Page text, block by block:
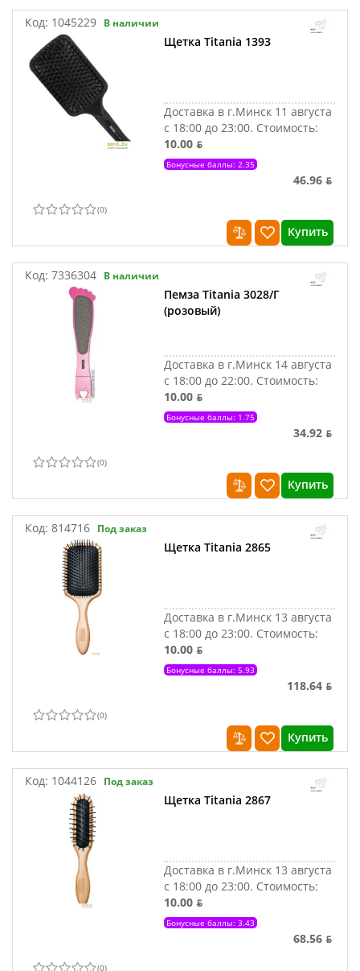
Код: 1045229 В наличии
Щетка Titania 1393
Доставка в г.Минск 11 августа
с 18:00 до 23:00. Стоимость:
10.00 ƃ
Бонусные баллы: 2.35
46.96 ƃ
(0)
Купить
Код: 7336304 В наличии
Пемза Titania 3028/Г
(розовый)
Доставка в г.Минск 14 августа
с 18:00 до 22:00. Стоимость:
10.00 ƃ
Бонусные баллы: 1.75
34.92 ƃ
(0)
Купить
Код: 814716 Под заказ
Щетка Titania 2865
Доставка в г.Минск 13 августа
с 18:00 до 23:00. Стоимость:
10.00 ƃ
Бонусные баллы: 5.93
118.64 ƃ
(0)
Купить
Код: 1044126 Под заказ
Щетка Titania 2867
Доставка в г.Минск 13 августа
с 18:00 до 23:00. Стоимость:
10.00 ƃ
Бонусные баллы: 3.43
68.56 ƃ
(0)